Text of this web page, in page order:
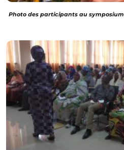
Photo des participants au symposium